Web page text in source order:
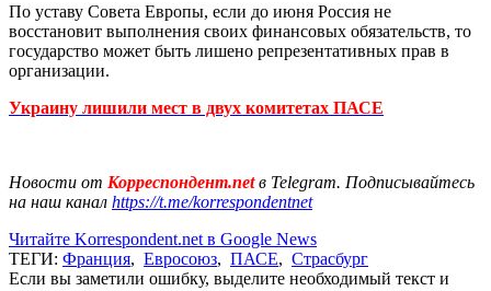
По уставу Совета Европы, если до июня Россия не
восстановит выполнения своих финансовых обязательств, то
государство может быть лишено репрезентативных прав в
организации.
Украину лишили мест в двух комитетах ПАСЕ
Новости от Корреспондент.netв Telegram. Подписывайтесь
на наш канал https://t.me/korrespondentnet
Читайте Korrespondent.net в Google News
ТЕГИ: Франция, Евросоюз, ПАСЕ, Страсбург
Если вы заметили ошибку, выделите необходимый текст и